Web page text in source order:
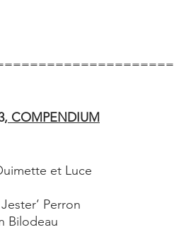
, COMPENDIUM
et Luce
Perron
Bilodeau